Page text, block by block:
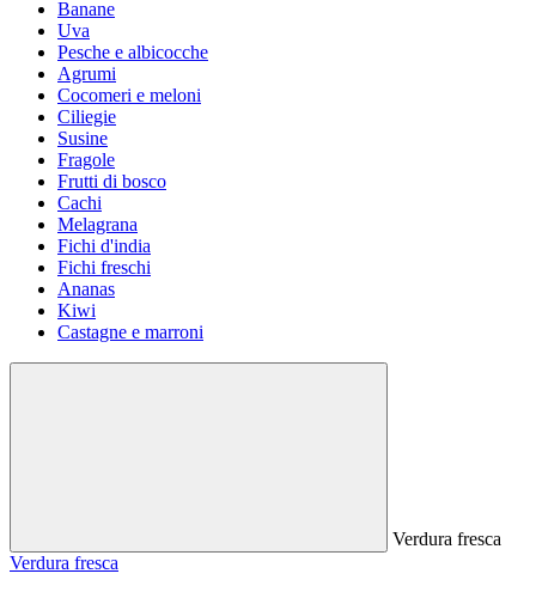
Banane
Uva
Pesche e albicocche
Agrumi
Cocomeri e meloni
Ciliegie
Susine
Fragole
Frutti di bosco
Cachi
Melagrana
Fichi d'india
Fichi freschi
Ananas
Kiwi
Castagne e marroni
Verdura fresca
Verdura fresca